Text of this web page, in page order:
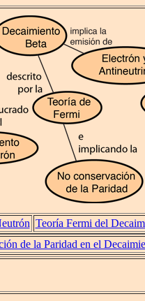
Teoría Fermi del
de la Paridad en el